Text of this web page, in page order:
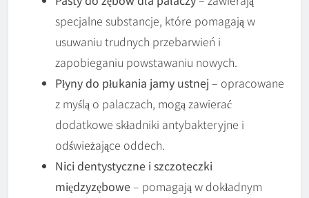
specjalne substancje, które pomagają w
usuwaniu trudnych przebarwień i
zapobieganiu powstawaniu nowych.
Płyny do płukania jamy ustnej – opracowane
z myślą o palaczach, mogą zawierać
dodatkowe składniki antybakteryjne i
odświeżające oddech.
Nici dentystyczne i szczoteczki
międzyzębowe– pomagają w dokładnym